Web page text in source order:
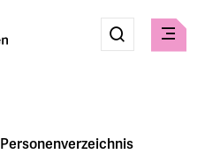
absenden
Personenverzeichnis